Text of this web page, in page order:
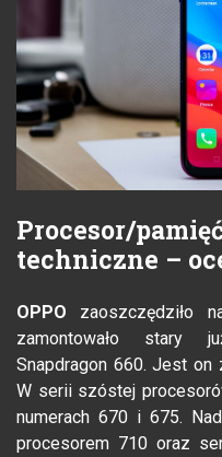
Procesor/
techniczne –
OPPO zaoszczędziło
zamontowało stary
Snapdragon 660. Jest on
W serii szóstej
numerach 670 i 675.
procesorem 710 oraz